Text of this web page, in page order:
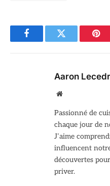
FacebookTwitter
Aaron
Site
Passionné de
chaque jour de
J’aime
influencent
découvertes
priver.